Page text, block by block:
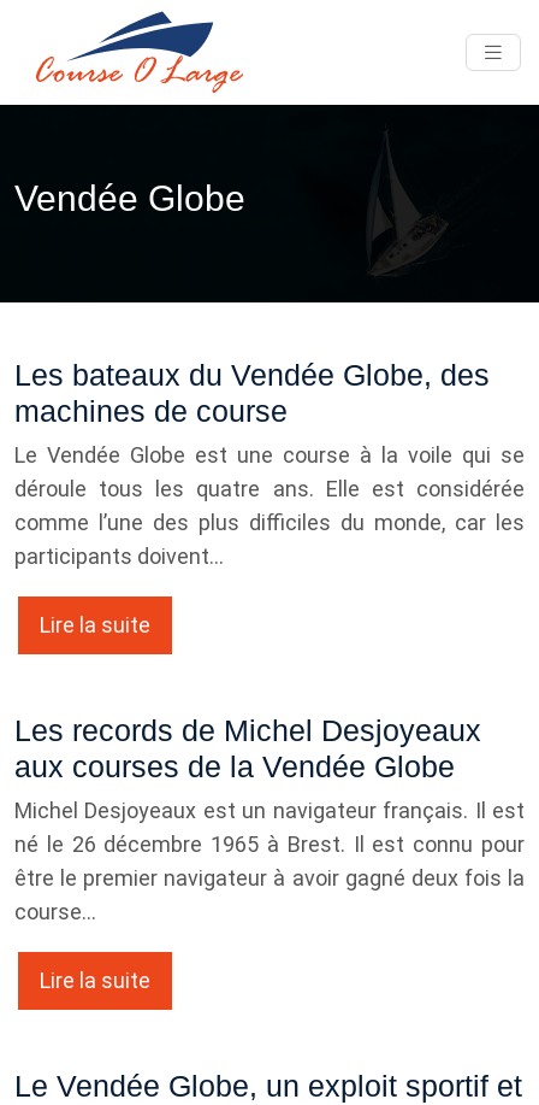
Vendée Globe
Les bateaux du Vendée Globe, des
machines de course
Le Vendée Globe est une course à la voile qui se
déroule tous les quatre ans. Elle est considérée
comme l’une des plus difficiles du monde, car les
participants doivent…
Lire la suite
Les records de Michel Desjoyeaux
aux courses de la Vendée Globe
Michel Desjoyeaux est un navigateur français. Il est
né le 26 décembre 1965 à Brest. Il est connu pour
être le premier navigateur à avoir gagné deux fois la
course…
Lire la suite
Le Vendée Globe, un exploit sportif et